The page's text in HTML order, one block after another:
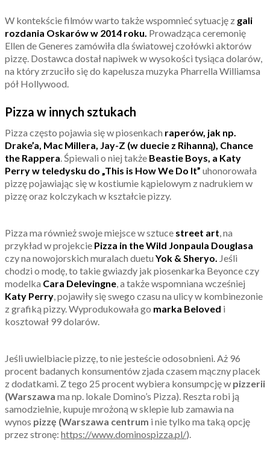
W kontekście filmów warto także wspomnieć sytuację z gali
rozdania Oskarów w 2014 roku. Prowadząca ceremonię
Ellen de Generes zamówiła dla światowej czołówki aktorów
pizzę. Dostawca dostał napiwek w wysokości tysiąca dolarów,
na który zrzuciło się do kapelusza muzyka Pharrella Williamsa
pół Hollywood.
Pizza w innych sztukach
Pizza często pojawia się w piosenkach raperów, jak np.
Drake’a, Mac Millera, Jay-Z (w duecie z Rihanną), Chance
the Rappera. Śpiewali o niej także Beastie Boys, a Katy
Perry w teledysku do „This is How We Do It” uhonorowała
pizzę pojawiając się w kostiumie kąpielowym z nadrukiem w
pizzę oraz kolczykach w kształcie pizzy.
Pizza ma również swoje miejsce w sztuce street art, na
przykład w projekcie Pizza in the Wild Jonpaula Douglasa
czy na nowojorskich muralach duetu Yok & Sheryo. Jeśli
chodzi o modę, to takie gwiazdy jak piosenkarka Beyonce czy
modelka Cara Delevingne, a także wspomniana wcześniej
Katy Perry, pojawiły się swego czasu na ulicy w kombinezonie
z grafiką pizzy. Wyprodukowała go marka Beloved i
kosztował 99 dolarów.
Jeśli uwielbiacie pizzę, to nie jesteście odosobnieni. Aż 96
procent badanych konsumentów zjada czasem mączny placek
z dodatkami. Z tego 25 procent wybiera konsumpcję w pizzerii
(Warszawa ma np. lokale Domino’s Pizza). Reszta robi ją
samodzielnie, kupuje mrożoną w sklepie lub zamawia na
wynos pizzę (Warszawa centrum i nie tylko ma taką opcję
przez stronę: https://www.dominospizza.pl/).